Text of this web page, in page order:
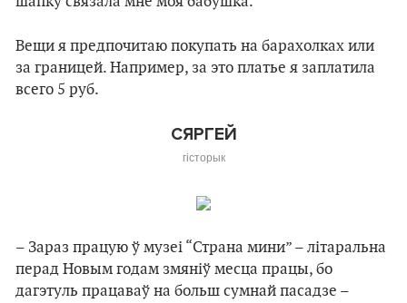
Вещи я предпочитаю покупать на барахолках или
за границей. Например, за это платье я заплатила
всего 5 руб.
СЯРГЕЙ
гісторык
– Зараз працую ў музеі “Страна мини” – літаральна
перад Новым годам змяніў месца працы, бо
дагэтуль працаваў на больш сумнай пасадзе –